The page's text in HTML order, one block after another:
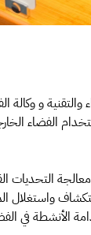
و وكالة
استخدام
التحديات
واستغلال
الأنشطة في